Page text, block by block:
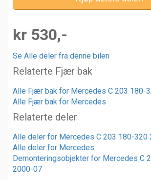
kr 530,-
Se Alle deler fra denne bilen
Relaterte Fjær bak
Alle Fjær bak for Mercedes C 203 180-
Alle Fjær bak for Mercedes
Relaterte deler
Alle deler for Mercedes C 203 180-320
Alle deler for Mercedes
Demonteringsobjekter for Mercedes C
2000-07